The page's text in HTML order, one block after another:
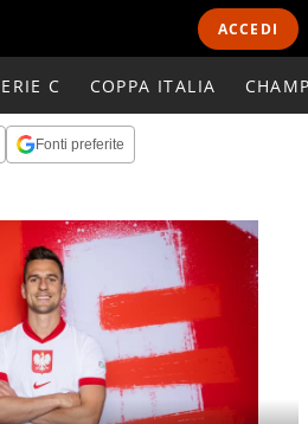
ACCEDI
C COPPA ITALIA
Fonti preferite